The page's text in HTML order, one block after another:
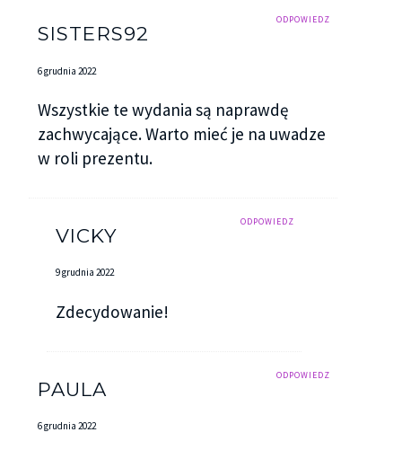
ODPOWIEDZ
SISTERS92
6 grudnia 2022
Wszystkie te wydania są naprawdę
zachwycające. Warto mieć je na uwadze
w roli prezentu.
ODPOWIEDZ
VICKY
9 grudnia 2022
Zdecydowanie!
ODPOWIEDZ
PAULA
6 grudnia 2022